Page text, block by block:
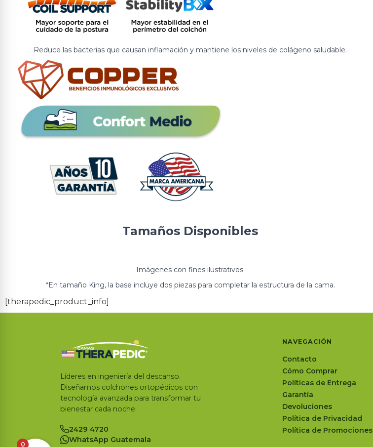
Reduce las bacterias que causan inflamación y mantiene los niveles de colágeno saludable.
Tamaños Disponibles
Imágenes con fines ilustrativos.
*En tamaño King, la base incluye dos piezas para completar la estructura de la cama.
[therapedic_product_info]
Líderes en ingeniería del descanso.
Diseñamos colchones ortopédicos con
tecnología avanzada para transformar tu
bienestar cada noche.
2429 4720
WhatsApp Guatemala
NAVEGACIÓN
Contacto
Cómo Comprar
Políticas de Entrega
Garantía
Devoluciones
Política de Privacidad
Política de Promociones
0